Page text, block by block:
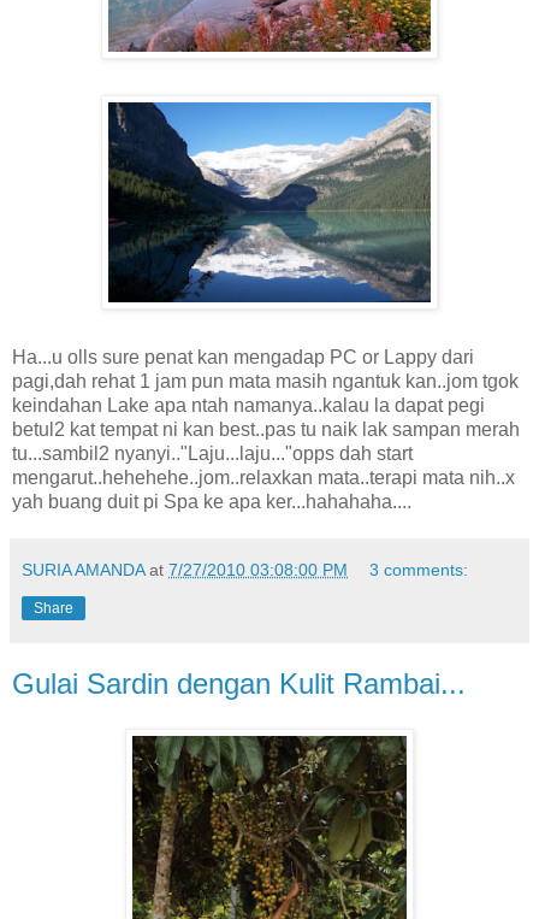
Ha...u olls sure penat kan mengadap PC or Lappy dari
pagi,dah rehat 1 jam pun mata masih ngantuk kan..jom tgok
keindahan Lake apa ntah namanya..kalau la dapat pegi
betul2 kat tempat ni kan best..pas tu naik lak sampan merah
tu...sambil2 nyanyi.."Laju...laju..."opps dah start
mengarut..hehehehe..jom..relaxkan mata..terapi mata nih..x
yah buang duit pi Spa ke apa ker...hahahaha....
SURIA AMANDA at 7/27/2010 03:08:00 PM 3 comments:
Share
Gulai Sardin dengan Kulit Rambai...